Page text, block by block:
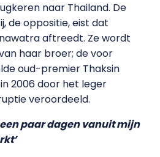
naar Thailand. De
de oppositie, eist dat
aftreedt. Ze wordt
haar broer; de voor
oud-premier Thaksin
2006 door het leger
veroordeeld.
een paar dagen vanuit mijn